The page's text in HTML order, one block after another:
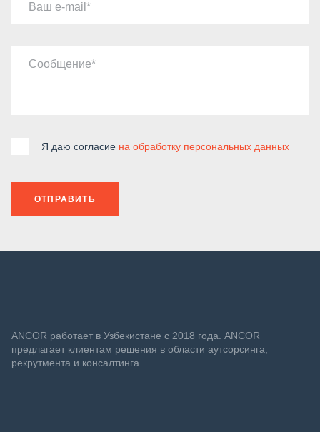
Ваш e-mail
Сообщение
Я даю согласие на обработку персональных данных
ОТПРАВИТЬ
ANСOR работает в Узбекистане с 2018 года. ANCOR
предлагает клиентам решения в области аутсорсинга,
рекрутмента и консалтинга.